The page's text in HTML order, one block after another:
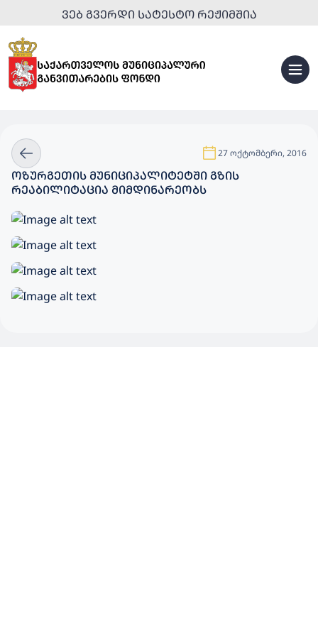
ᲕᲔᲑ ᲒᲕᲔᲠᲓᲘ ᲡᲐᲢᲔᲡᲢᲝ ᲠᲔᲟᲘᲛᲨᲘᲐ
27 ოქტომბერი, 2016
ᲝᲖᲣᲠᲒᲔᲗᲘᲡ ᲛᲣᲜᲘᲪᲘᲞᲐᲚᲘᲢᲔᲢᲨᲘ ᲒᲖᲘᲡ
ᲠᲔᲐᲑᲘᲚᲘᲢᲐᲪᲘᲐ ᲛᲘᲛᲓᲘᲜᲐᲠᲔᲝᲑᲡ